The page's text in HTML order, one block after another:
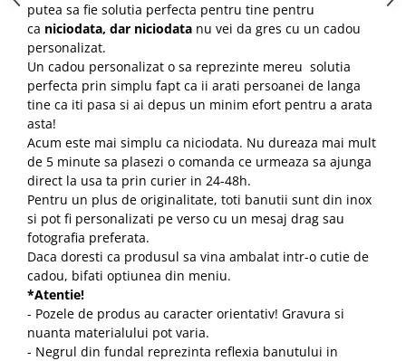
putea sa fie solutia perfecta pentru tine pentru
ca niciodata, dar niciodata nu vei da gres cu un cadou
personalizat.
Un cadou personalizat o sa reprezinte mereu solutia
perfecta prin simplu fapt ca ii arati persoanei de langa
tine ca iti pasa si ai depus un minim efort pentru a arata
asta!
Acum este mai simplu ca niciodata. Nu dureaza mai mult
de 5 minute sa plasezi o comanda ce urmeaza sa ajunga
direct la usa ta prin curier in 24-48h.
Pentru un plus de originalitate, toti banutii sunt din inox
si pot fi personalizati pe verso cu un mesaj drag sau
fotografia preferata.
Daca doresti ca produsul sa vina ambalat intr-o cutie de
cadou, bifati optiunea din meniu.
*Atentie!
- Pozele de produs au caracter orientativ! Gravura si
nuanta materialului pot varia.
- Negrul din fundal reprezinta reflexia banutului in